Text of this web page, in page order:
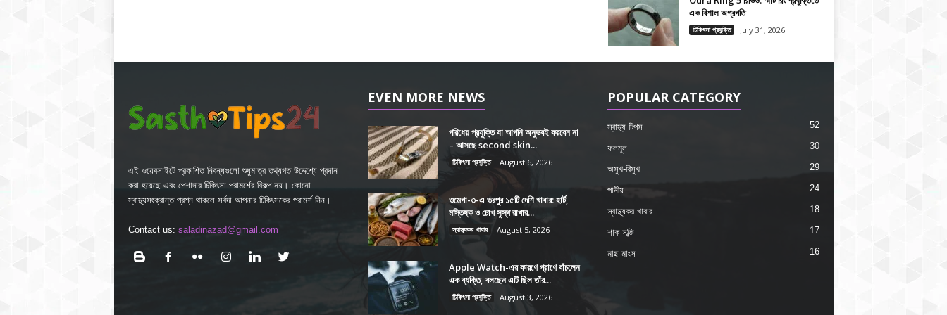
এক বিশাল অগ্রগতি
চিকিৎসা প্রযুক্তি July 31, 2026
এই ওয়েবসাইটে প্রকাশিত নিবন্ধগুলো শুধুমাত্র তথ্যগত উদ্দেশ্যে প্রদান
করা হয়েছে এবং পেশাদার চিকিৎসা পরামর্শের বিকল্প নয়। কোনো
স্বাস্থ্যসংক্রান্ত প্রশ্ন থাকলে সর্বদা আপনার চিকিৎসকের পরামর্শ নিন।
Contact us: saladinazad@gmail.com
EVEN MORE NEWS
পরিধেয় প্রযুক্তি যা আপনি অনুভবই করবেন না
– আসছে second skin...
চিকিৎসা প্রযুক্তি August 6, 2026
ওমেগা-৩-এ ভরপুর ১৫টি দেশি খাবার: হার্ট,
মস্তিষ্ক ও চোখ সুস্থ রাখার...
স্বাস্থ্যকর খাবার August 5, 2026
Apple Watch-এর কারণে প্রাণে বাঁচলেন
এক ব্যক্তি, বলছেন এটি ছিল তাঁর...
চিকিৎসা প্রযুক্তি August 3, 2026
POPULAR CATEGORY
স্বাস্থ্য টিপস 52
ফলমূল 30
অসুখ-বিসুখ 29
পানীয় 24
স্বাস্থ্যকর খাবার 18
শাক-সব্জি 17
মাছ মাংস 16